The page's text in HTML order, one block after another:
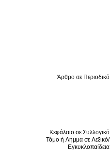
Άρθρο σε Περιοδικό
Κεφάλαιο σε Συλλογικό
Τόμο ή Λήμμα σε Λεξικό/
Εγκυκλοπαίδεια